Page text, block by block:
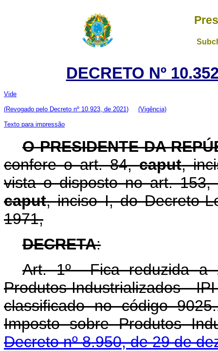
DECRETO Nº
Vide
(Revogado pelo Decreto nº 10.923, de 2021) (Vigência)
Texto para impressão
O PRESIDENTE DA
confere o art. 84,caput,
vista o disposto no art.
caput, inciso I, do Decreto-
1971,
DECRETA:
Art. 1º Fica reduzida a
Produtos Industrializados -
classificado no código
Imposto sobre Produtos
Decreto nº 8.950, de 29 de